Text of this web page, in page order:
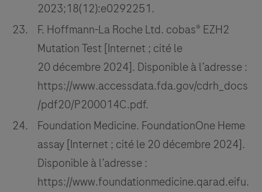
2023;18(12):e0292251.
F. Hoffmann-La Roche Ltd. cobas® EZH2
Mutation Test [Internet ; cité le
20 décembre 2024]. Disponible à l’adresse :
https://www.accessdata.fda.gov/cdrh_docs
/pdf20/P200014C.pdf.
Foundation Medicine. FoundationOne Heme
assay [Internet ; cité le 20 décembre 2024].
Disponible à l’adresse :
https://www.foundationmedicine.qarad.eifu.